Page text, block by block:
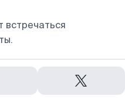
встречаться